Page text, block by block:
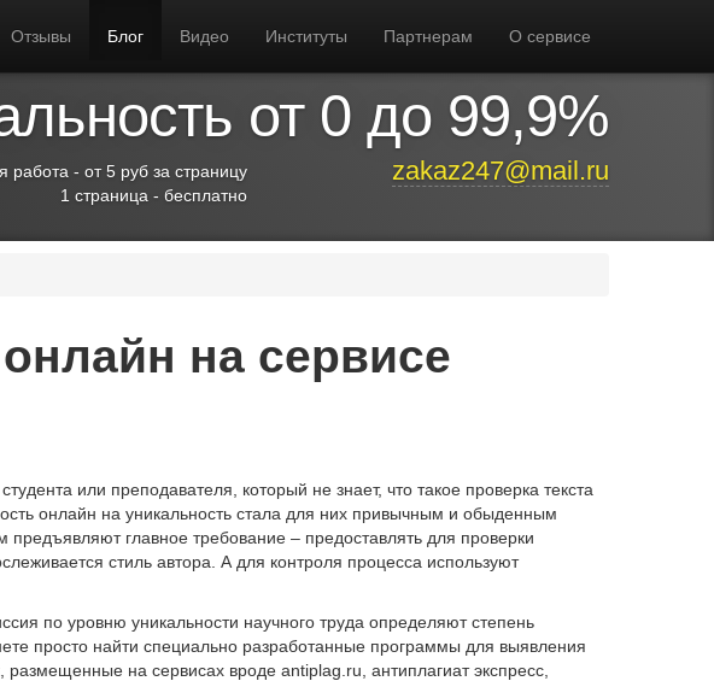
Отзывы Блог Видео Институты Партнерам О сервисе
от 0 до 99,9%
работа - от 5 руб за страницу
1 страница - бесплатно
zakaz247@mail.ru
на сервисе
или преподавателя, который не знает, что такое проверка текста
онлайн на уникальность стала для них привычным и обыденным
главное требование – предоставлять для проверки
стиль автора. А для контроля процесса используют
по уровню уникальности научного труда определяют степень
просто найти специально разработанные программы для выявления
на сервисах вроде antiplag.ru, антиплагиат экспресс,